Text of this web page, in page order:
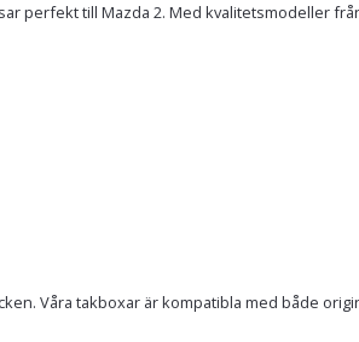
perfekt till Mazda 2. Med kvalitetsmodeller
Våra takboxar är kompatibla med både